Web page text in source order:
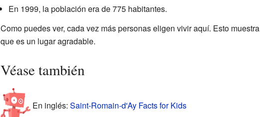
En 1999, la población era de 775 habitantes.
Como puedes ver, cada vez más personas eligen vivir aquí. Esto muestra
que es un lugar agradable.
Véase también
En inglés: Saint-Romain-d'Ay Facts for Kids